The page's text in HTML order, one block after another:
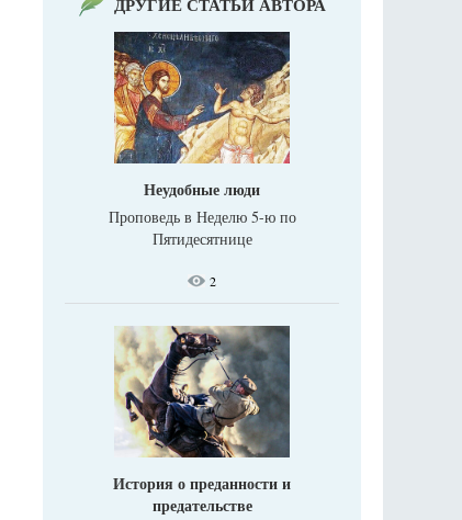
Неудобные люди
Проповедь в Неделю 5-ю по
Пятидесятнице
2
История о преданности и
предательстве